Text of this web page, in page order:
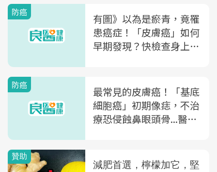
防癌
有圖》以為是瘀青，竟罹
患癌症！「皮膚癌」如何
早期發現？快檢查身上有
防癌
最常見的皮膚癌！「基底
細胞癌」初期像痣，不治
療恐侵蝕鼻眼頭骨...醫示